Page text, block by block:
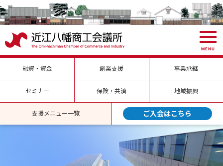
MENU
融資・資金 創業支援 事業承継
セミナー 保険・共済 地域振興
支援メニュー一覧 ご入会はこちら